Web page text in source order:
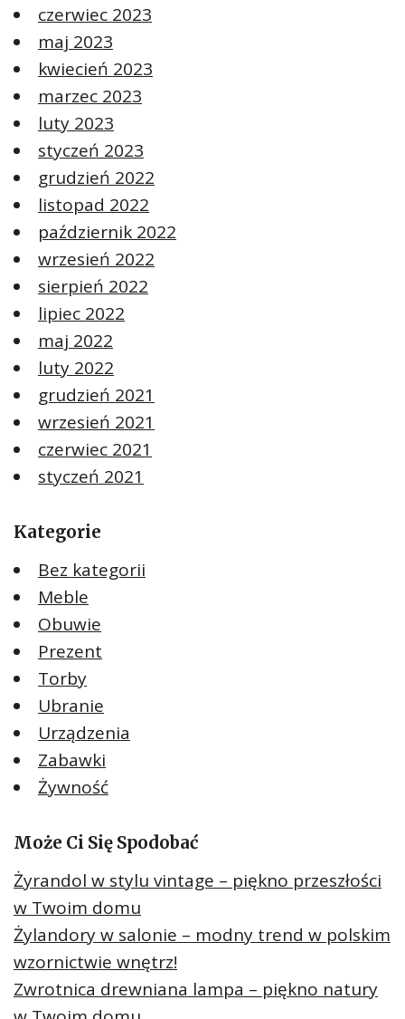
czerwiec 2023
maj 2023
kwiecień 2023
marzec 2023
luty 2023
styczeń 2023
grudzień 2022
listopad 2022
październik 2022
wrzesień 2022
sierpień 2022
lipiec 2022
maj 2022
luty 2022
grudzień 2021
wrzesień 2021
czerwiec 2021
styczeń 2021
Kategorie
Bez kategorii
Meble
Obuwie
Prezent
Torby
Ubranie
Urządzenia
Zabawki
Żywność
Może Ci Się Spodobać
Żyrandol w stylu vintage – piękno przeszłości
w Twoim domu
Żylandory w salonie – modny trend w polskim
wzornictwie wnętrz!
Zwrotnica drewniana lampa – piękno natury